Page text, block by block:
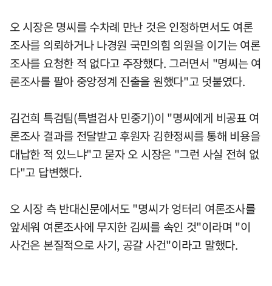
오 시장은 명씨를 수차례 만난 것은 인정하면서도 여론
조사를 의뢰하거나 나경원 국민의힘 의원을 이기는 여론
조사를 요청한 적 없다고 주장했다. 그러면서 "명씨는 여
론조사를 팔아 중앙정계 진출을 원했다"고 덧붙였다.
김건희 특검팀(특별검사 민중기)이 "명씨에게 비공표 여
론조사 결과를 전달받고 후원자 김한정씨를 통해 비용을
대납한 적 있느냐"고 묻자 오 시장은 "그런 사실 전혀 없
다"고 답변했다.
오 시장 측 반대신문에서도 "명씨가 엉터리 여론조사를
앞세워 여론조사에 무지한 김씨를 속인 것"이라며 "이
사건은 본질적으로 사기, 공갈 사건"이라고 말했다.